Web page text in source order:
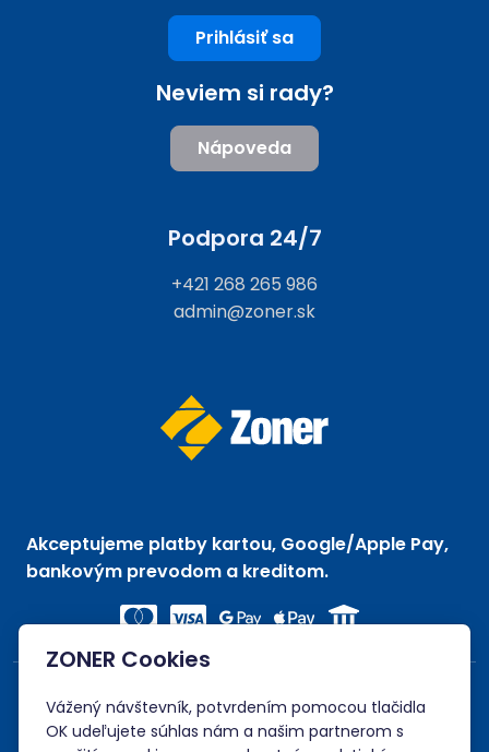
Prihlásiť sa
Neviem si rady?
Nápoveda
Podpora 24/7
+421 268 265 986
admin@zoner.sk
Akceptujeme platby kartou, Google/Apple Pay,
bankovým prevodom a kreditom.
ZONER Cookies
Vážený návštevník, potvrdením pomocou tlačidla
OK udeľujete súhlas nám a našim partnerom s